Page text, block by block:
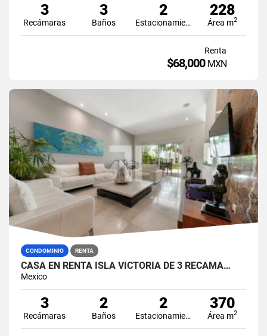
3
Recámaras
3
Baños
2
Estacionamiento
228
Área m2
Renta
$68,000 MXN
CONDOMINIO RENTA
CASA EN RENTA ISLA VICTORIA DE 3 RECÁMA…
Mexico
3
Recámaras
2
Baños
2
Estacionamiento
370
Área m2